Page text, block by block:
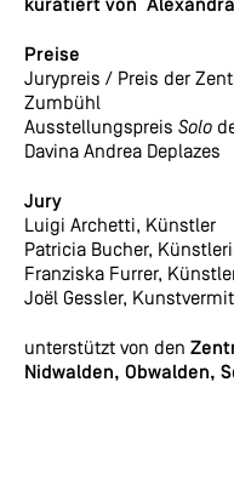
kuratiert von
Preise
Jurypreis / Preis der
Zumbühl
Ausstellungspreis Solo
Davina Andrea Deplazes
Jury
Luigi Archetti, Künstler
Patricia Bucher,
Franziska Furrer,
Joël Gessler,
unterstützt von den
Nidwalden, Obwalden,